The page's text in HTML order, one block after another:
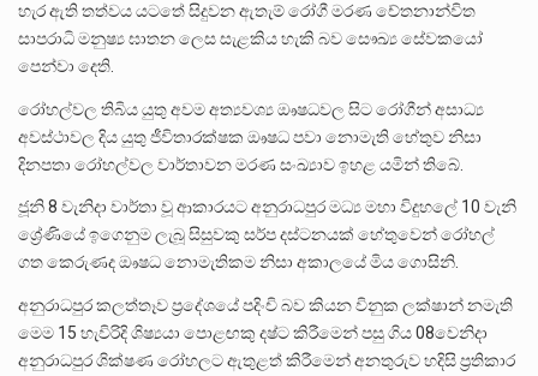
හැර ඇති තත්වය යටතේ සිදුවන ඇතැම් රෝගී මරණ චේතනාන්විත
සාපරාධි මනුෂ්‍ය ඝාතන ලෙස සැළකිය හැකි බව සෞඛ්‍ය සේවකයෝ
පෙන්වා දෙති.
රෝහල්වල තිබිය යුතු අවම අත්‍යවශ්‍ය ඖෂධවල සිට රෝගීන් අසාධ්‍ය
අවස්ථාවල දිය යුතු ජීවිතාරක්ෂක ඖෂධ පවා නොමැති හේතුව නිසා
දිනපතා රෝහල්වල වාර්තාවන මරණ සංඛ්‍යාව ඉහළ යමින් තිබේ.
ජූනි 8 වැනිදා වාර්තා වූ ආකාරයට අනුරාධපුර මධ්‍ය මහා විදුහලේ 10 වැනි
ශ්‍රේණියේ ඉගෙනුම ලැබූ සිසුවකු සර්ප දස්ටනයක් හේතුවෙන් රෝහල්
ගත කෙරුණද ඖෂධ නොමැතිකම නිසා අකාලයේ මිය ගොසිනි.
අනුරාධපුර කලත්තෑව ප්‍රදේශයේ පදිංචි බව කියන විනුක ලක්ෂාන් නමැති
මෙම 15 හැවිරිදි ශිෂ්‍යයා පොළඟකු දෂ්ට කිරීමෙන් පසු ගිය 08වෙනිදා
අනුරාධපුර ශික්ෂණ රෝහලට ඇතුළත් කිරීමෙන් අනතුරුව හදිසි ප්‍රතිකාර